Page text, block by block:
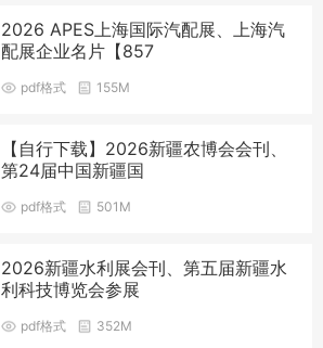
2026 APES上海国际汽配展、上海汽
配展企业名片【857
pdf格式 155M
【自行下载】2026新疆农博会会刊、
第24届中国新疆国
pdf格式 501M
2026新疆水利展会刊、第五届新疆水
利科技博览会参展
pdf格式 352M